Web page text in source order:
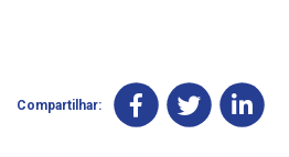
Compartilhar: